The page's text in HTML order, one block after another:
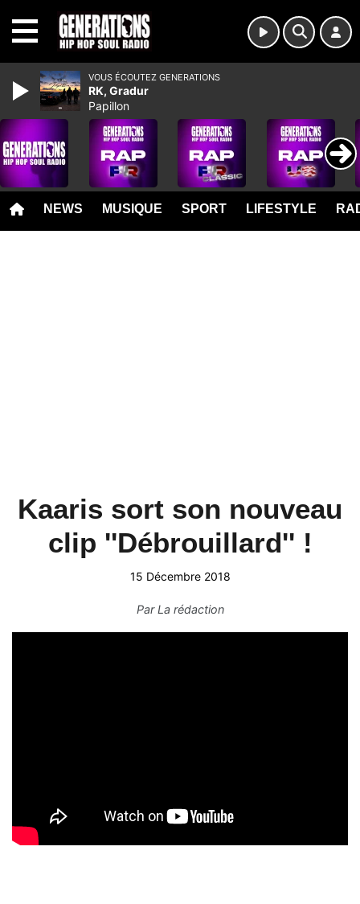
NEWS MUSIQUE SPORT LIFESTYLE
Kaaris sort son nouveau
clip ''Débrouillard'' !
15 Décembre 2018
ParLa rédaction
VOUS ÉCOUTEZ GENERATIONS
RK, Gradur
Papillon